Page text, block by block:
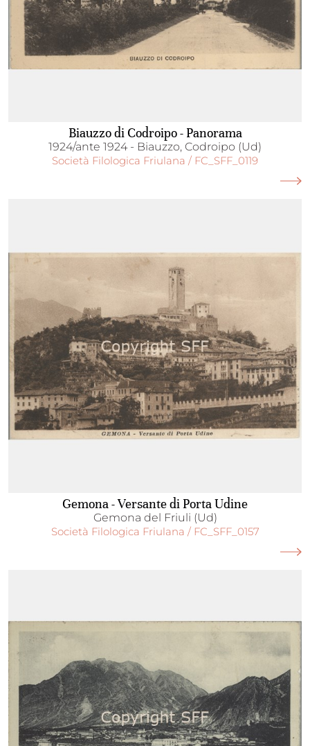
Biauzzo di Codroipo - Panorama
1924/ante 1924 - Biauzzo, Codroipo (Ud)
Società Filologica Friulana / FC_SFF_0119
Gemona - Versante di Porta Udine
Gemona del Friuli (Ud)
Società Filologica Friulana / FC_SFF_0157